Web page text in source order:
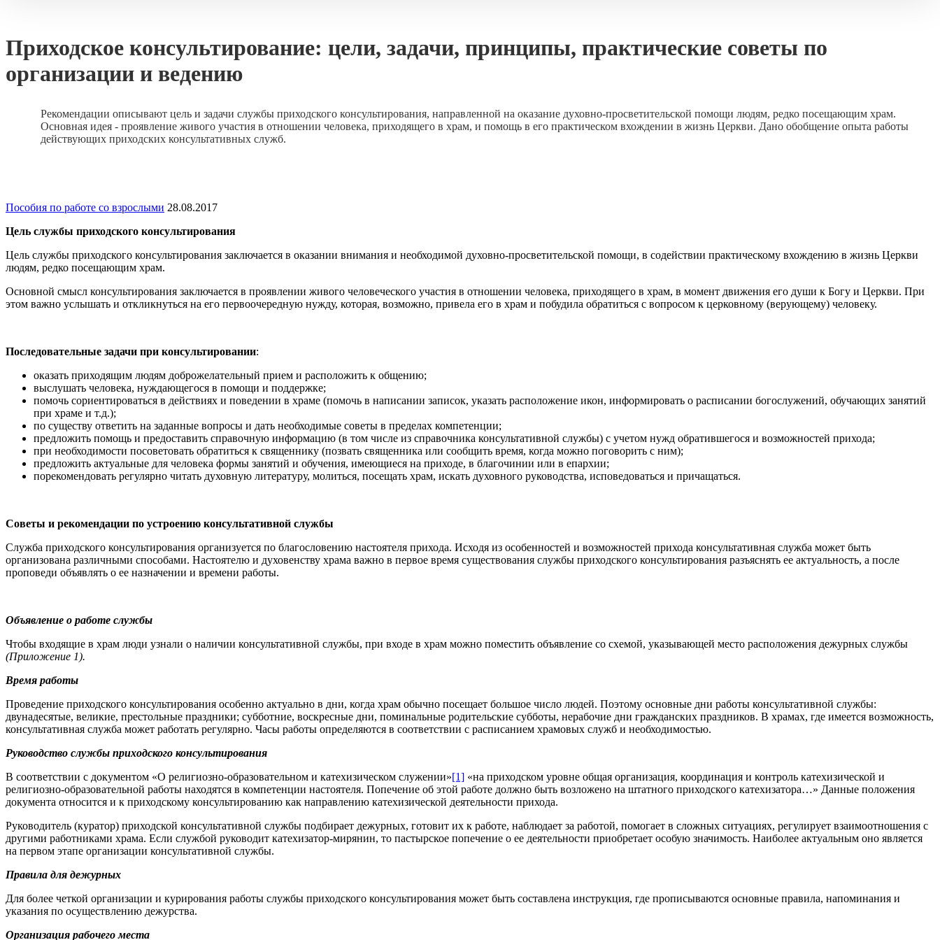
Приходское консультирование: цели, задачи, принципы, практические советы по
организации и ведению
Рекомендации описывают цель и задачи службы приходского консультирования, направленной на оказание духовно-просветительской помощи людям, редко посещающим храм.
Основная идея - проявление живого участия в отношении человека, приходящего в храм, и помощь в его практическом вхождении в жизнь Церкви. Дано обобщение опыта работы
действующих приходских консультативных служб.
Пособия по работе со взрослыми 28.08.2017
Цель службы приходского консультирования
Цель службы приходского консультирования заключается в оказании внимания и необходимой духовно-просветительской помощи, в содействии практическому вхождению в жизнь Церкви
людям, редко посещающим храм.
Основной смысл консультирования заключается в проявлении живого человеческого участия в отношении человека, приходящего в храм, в момент движения его души к Богу и Церкви. При
этом важно услышать и откликнуться на его первоочередную нужду, которая, возможно, привела его в храм и побудила обратиться с вопросом к церковному (верующему) человеку.
Последовательные задачи при консультировании:
оказать приходящим людям доброжелательный прием и расположить к общению;
выслушать человека, нуждающегося в помощи и поддержке;
помочь сориентироваться в действиях и поведении в храме (помочь в написании записок, указать расположение икон, информировать о расписании богослужений, обучающих занятий
при храме и т.д.);
по существу ответить на заданные вопросы и дать необходимые советы в пределах компетенции;
предложить помощь и предоставить справочную информацию (в том числе из справочника консультативной службы) с учетом нужд обратившегося и возможностей прихода;
при необходимости посоветовать обратиться к священнику (позвать священника или сообщить время, когда можно поговорить с ним);
предложить актуальные для человека формы занятий и обучения, имеющиеся на приходе, в благочинии или в епархии;
порекомендовать регулярно читать духовную литературу, молиться, посещать храм, искать духовного руководства, исповедоваться и причащаться.
Советы и рекомендации по устроению консультативной службы
Служба приходского консультирования организуется по благословению настоятеля прихода. Исходя из особенностей и возможностей прихода консультативная служба может быть
организована различными способами. Настоятелю и духовенству храма важно в первое время существования службы приходского консультирования разъяснять ее актуальность, а после
проповеди объявлять о ее назначении и времени работы.
Объявление о работе службы
Чтобы входящие в храм люди узнали о наличии консультативной службы, при входе в храм можно поместить объявление со схемой, указывающей место расположения дежурных службы
(Приложение 1).
Время работы
Проведение приходского консультирования особенно актуально в дни, когда храм обычно посещает большое число людей. Поэтому основные дни работы консультативной службы:
двунадесятые, великие, престольные праздники; субботние, воскресные дни, поминальные родительские субботы, нерабочие дни гражданских праздников. В храмах, где имеется возможность,
консультативная служба может работать регулярно. Часы работы определяются в соответствии с расписанием храмовых служб и необходимостью.
Руководство службы приходского консультирования
В соответствии с документом «О религиозно-образовательном и катехизическом служении»[1] «на приходском уровне общая организация, координация и контроль катехизической и
религиозно-образовательной работы находятся в компетенции настоятеля. Попечение об этой работе должно быть возложено на штатного приходского катехизатора…» Данные положения
документа относится и к приходскому консультированию как направлению катехизической деятельности прихода.
Руководитель (куратор) приходской консультативной службы подбирает дежурных, готовит их к работе, наблюдает за работой, помогает в сложных ситуациях, регулирует взаимоотношения с
другими работниками храма. Если службой руководит катехизатор-мирянин, то пастырское попечение о ее деятельности приобретает особую значимость. Наиболее актуальным оно является
на первом этапе организации консультативной службы.
Правила для дежурных
Для более четкой организации и курирования работы службы приходского консультирования может быть составлена инструкция, где прописываются основные правила, напоминания и
указания по осуществлению дежурства.
Организация рабочего места